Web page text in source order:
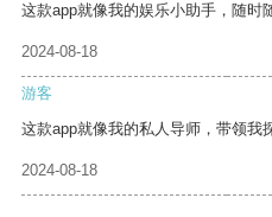
这款app就像我的娱乐小助手，随时
2024-08-18
游客
这款app就像我的私人导师，带领我
2024-08-18